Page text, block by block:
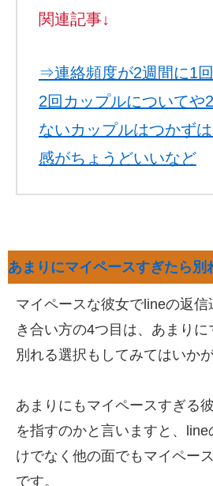
関連記事↓
⇒連絡頻度が2週間に1
2回カップルについてや
ないカップルはつかず
感がちょうどいいなど
あまりにマイペースすぎたら別
マイペースな彼女でlineの返
き合い方の4つ目は、あまりに
別れる選択もしてみてはいか
あまりにもマイペースすぎる
を指すのかと言いますと、
けでなく他の面でもマイペー
です。